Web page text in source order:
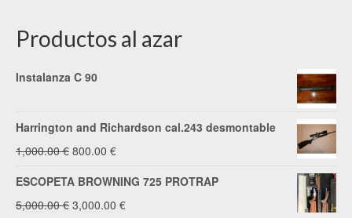
Productos al azar
Instalanza C 90
Harrington and Richardson cal.243 desmontable
1,000.00€ El
precio
800.00 €El
precio
ESCOPETA BROWNING 725 PROTRAP
5,000.00€ El
3,000.00 €El